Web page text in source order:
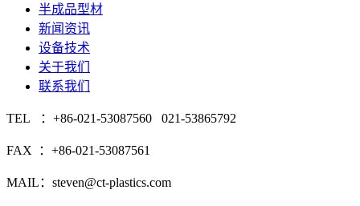
半成品型材
新闻资讯
设备技术
关于我们
联系我们
TEL ：+86-021-53087560 021-53865792
FAX ：+86-021-53087561
MAIL：steven@ct-plastics.com